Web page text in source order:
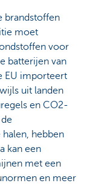
brandstoffen
moet
voor
batterijen van
EU importeert
uit landen
en CO2-
hebben
kan een
met een
en meer